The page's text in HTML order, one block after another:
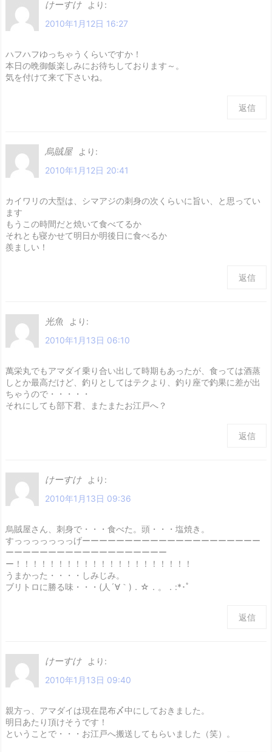
けーすけ
より:
2010年1月12日 16:27
ハフハフゆっちゃうくらいですか！
本日の晩御飯楽しみにお待ちしております～。
気を付けて来て下さいね。
返信
烏賊屋
より:
2010年1月12日 20:41
カイワリの大型は、シマアジの刺身の次くらいに旨い、と思ってい
ます
もうこの時間だと焼いて食べてるか
それとも寝かせて明日か明後日に食べるか
羨ましい！
返信
光魚
より:
2010年1月13日 06:10
萬栄丸でもアマダイ乗り合い出して時期もあったが、食っては酒蒸
しとか最高だけど、釣りとしてはテクより、釣り座で釣果に差が出
ちゃうので・・・・・
それにしても部下君、またまたお江戸へ？
返信
けーすけ
より:
2010年1月13日 09:36
烏賊屋さん、刺身で・・・食べた。頭・・・塩焼き。
すっっっっっっっげーーーーーーーーーーーーーーーーーーーーー
ーーーーーーーーーーーーーーーーーーー
ー！！！！！！！！！！！！！！！！！！！！！
うまかった・・・・しみじみ。
ブリトロに勝る味・・・(人´∀｀)．☆．。．:*･ﾟ
返信
けーすけ
より:
2010年1月13日 09:40
親方っ、アマダイは現在昆布〆中にしておきました。
明日あたり頂けそうです！
ということで・・・お江戸へ搬送してもらいました（笑）。